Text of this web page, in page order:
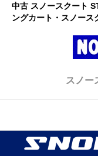
中古 スノースクート
ングカート・スノー
ト
スノー